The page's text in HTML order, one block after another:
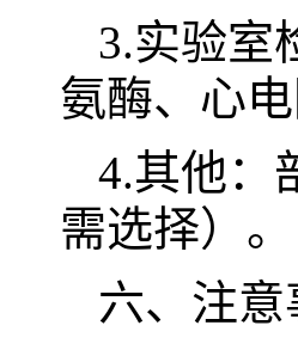
3.实验室
氨酶、心电
4.其他：
需选择）。
六、注意